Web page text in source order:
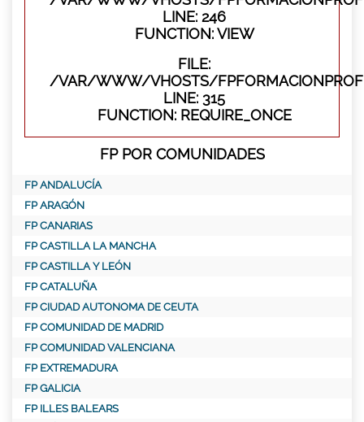
LINE: 246
FUNCTION: VIEW
FILE:
/VAR/WWW/VHOSTS/
LINE: 315
FUNCTION: REQUIRE_ONCE
FP POR COMUNIDADES
FP ANDALUCÍA
FP ARAGÓN
FP CANARIAS
FP CASTILLA LA MANCHA
FP CASTILLA Y LEÓN
FP CATALUÑA
FP CIUDAD AUTONOMA DE CEUTA
FP COMUNIDAD DE MADRID
FP COMUNIDAD VALENCIANA
FP EXTREMADURA
FP GALICIA
FP ILLES BALEARS